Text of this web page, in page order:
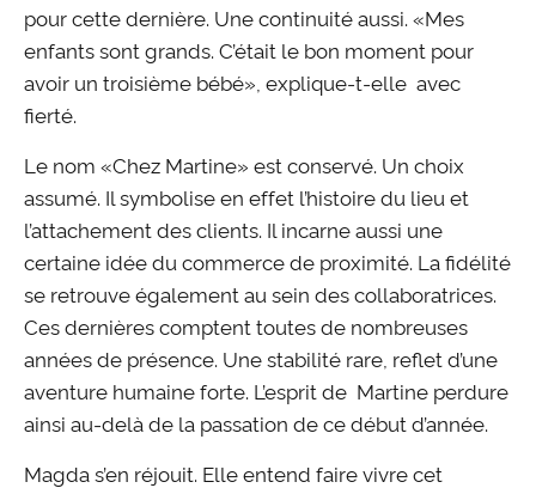
pour cette dernière. Une continuité aussi. «Mes
enfants sont grands. C’était le bon moment pour
avoir un troisième bébé», explique-t-elle avec
fierté.
Le nom «Chez Martine» est conservé. Un choix
assumé. Il symbolise en effet l’histoire du lieu et
l’attachement des clients. Il incarne aussi une
certaine idée du commerce de proximité. La fidélité
se retrouve également au sein des collaboratrices.
Ces dernières comptent toutes de nombreuses
années de présence. Une stabilité rare, reflet d’une
aventure humaine forte. L’esprit de Martine perdure
ainsi au-delà de la passation de ce début d’année.
Magda s’en réjouit. Elle entend faire vivre cet